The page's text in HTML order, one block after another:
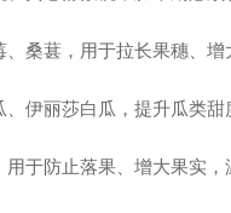
桑葚，用于拉长果穗、增
伊丽莎白瓜，提升瓜类甜
于防止落果、增大果实，